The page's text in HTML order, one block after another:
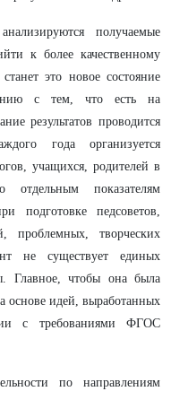
получаемые
к более качественному
это новое состояние
с тем, что есть на
результатов проводится
года организуется
учащихся, родителей в
показателям
подготовке педсоветов,
проблемных, творческих
не существует единых
Главное, чтобы она была
основе идей, выработанных
с требованиями ФГОС
по направлениям